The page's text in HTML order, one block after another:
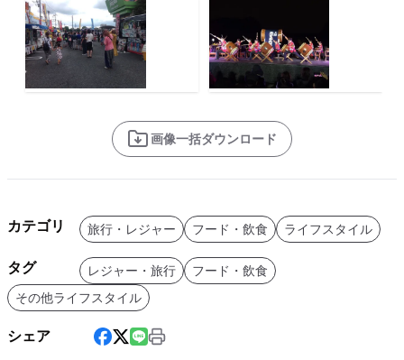
画像一括ダウンロード
カテゴリ 旅行・レジャー フード・飲食 ライフスタイル
タグ レジャー・旅行
フード・飲食
その他ライフスタイル
シェア